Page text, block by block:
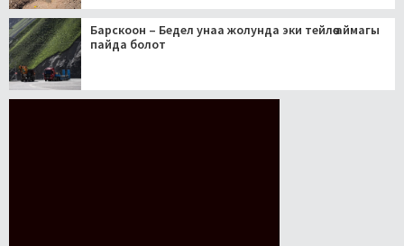
Барскоон – Бедел унаа жолунда эки тейлөө аймагы
пайда болот